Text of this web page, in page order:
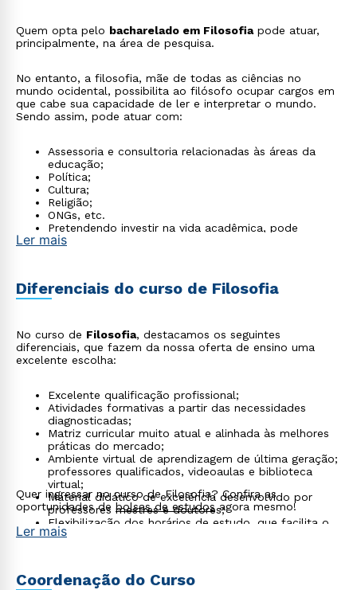
Quem opta pelo bacharelado em Filosofiapode atuar,
principalmente, na área de pesquisa.
No entanto, a filosofia, mãe de todas as ciências no
mundo ocidental, possibilita ao filósofo ocupar cargos em
que cabe sua capacidade de ler e interpretar o mundo.
Sendo assim, pode atuar com:
Assessoria e consultoria relacionadas às áreas da
educação;
Política;
Cultura;
Religião;
ONGs, etc.
Pretendendo investir na vida acadêmica, pode
prosseguir nos cursos de Mestrado e Doutorado.
Áreas de atuação
atuar em:
Consultorias;
Crítica de arte ou literatura;
Publicidade;
Análise do comportamento de indivíduos e da
sociedade em órgãos de imprensa;
Produção e edição de textos sobre a área;
Palestras;
Mercado editorial;
Produções cinematográficas;
Ler mais
Diferenciais do curso de Filosofia
No curso de Filosofia, destacamos os seguintes
diferenciais, que fazem da nossa oferta de ensino uma
excelente escolha:
Excelente qualificação profissional;
Atividades formativas a partir das necessidades
diagnosticadas;
Matriz curricular muito atual e alinhada às melhores
práticas do mercado;
Ambiente virtual de aprendizagem de última geração;
professores qualificados, videoaulas e biblioteca
virtual;
Material didático de excelência desenvolvido por
professores mestres e doutores;
Flexibilização dos horários de estudo, que facilita o
processo de aprendizagem para um método efetivo
Quer ingressar no curso de Filosofia? Confira as
oportunidades de bolsas de estudosagora mesmo!
Ler mais
Coordenação do Curso